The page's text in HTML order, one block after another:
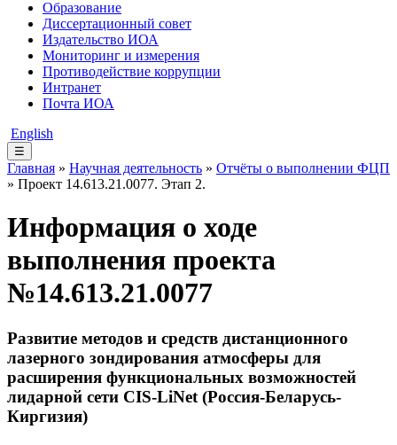
Образование
Диссертационный совет
Издательство ИОА
Мониторинг и измерения
Противодействие коррупции
Интранет
Почта ИОА
English
☰
Главная » Научная деятельность » Отчёты о выполнении ФЦП
» Проект 14.613.21.0077. Этап 2.
Информация о ходе
выполнения проекта
№14.613.21.0077
Развитие методов и средств дистанционного
лазерного зондирования атмосферы для
расширения функциональных возможностей
лидарной сети CIS-LiNet (Россия-Беларусь-
Киргизия)